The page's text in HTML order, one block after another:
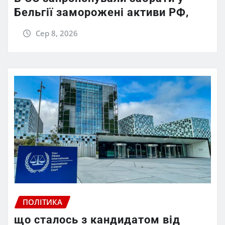
Бельгії заморожені активи РФ,
Сер 8, 2026
ПОЛІТИКА
що сталось з кандидатом від